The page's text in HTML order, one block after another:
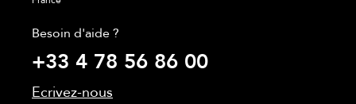
Besoin d'aide ?
+33 4 78 56 86 00
Ecrivez-nous